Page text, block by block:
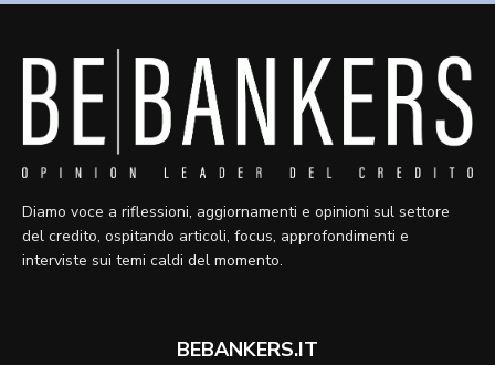
Diamo voce a riflessioni, aggiornamenti e opinioni sul settore
del credito, ospitando articoli, focus, approfondimenti e
interviste sui temi caldi del momento.
BEBANKERS.IT